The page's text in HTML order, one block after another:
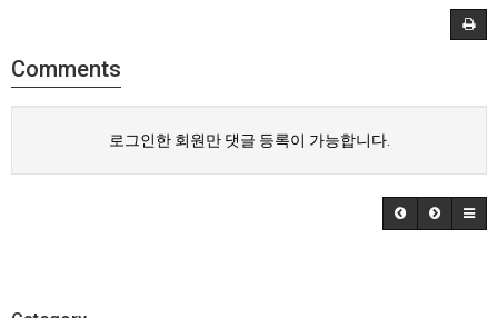
Comments
로그인한 회원만 댓글 등록이 가능합니다.